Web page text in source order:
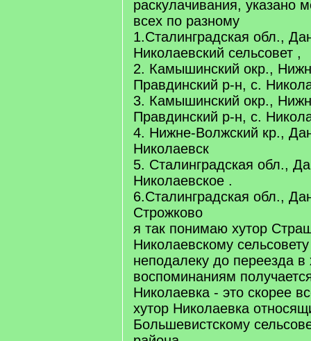
раскулачивания, указано
всех по разному
1.Сталинградская обл.,
Николаевский сельсовет ,
2. Камышинский окр.,
Правдинский р-н, с.
3. Камышинский окр.,
Правдинский р-н, с.
4. Нижне-Волжский кр.,
Николаевск
5. Сталинградская обл.,
Николаевское .
6.Сталинградская обл.,
Строжково
я так понимаю хутор
Николаевскому
неподалеку до переезда
воспоминаниям
Николаевка - это скорее
хутор Николаевка
Большевистскому